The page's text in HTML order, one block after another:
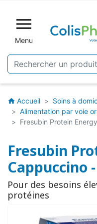

Menu
home Accueil Soins à
Alimentation par voie
Fresubin Protein
Fresubin
Cappuccino
Pour des besoins
protéines